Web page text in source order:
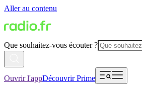
Aller au contenu
Que souhaitez-vous écouter ?
Ouvrir l'appDécouvrir Prime